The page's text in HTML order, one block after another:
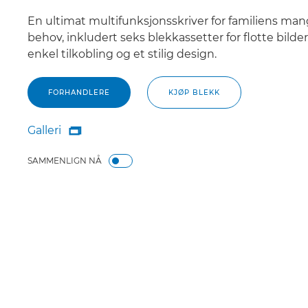
En ultimat multifunksjonsskriver for familiens
behov, inkludert seks blekkassetter for flotte
enkel tilkobling og et stilig design.
FORHANDLERE KJØP BLEKK
Galleri
Galleri

SAMMENLIGN NÅ